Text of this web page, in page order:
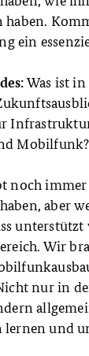
haben.
ein
Was ist
Mobilfunk?
noch
aber
unterstützt
Wir
nur in
und